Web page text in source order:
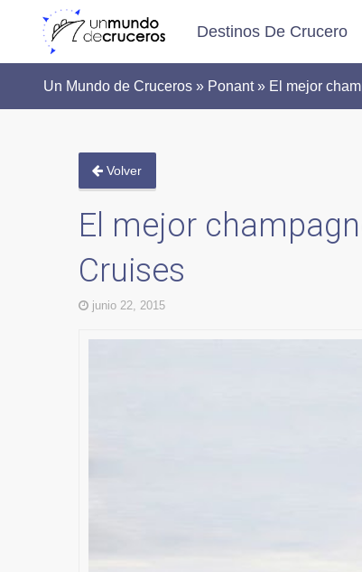
Destinos De Crucero
Un Mundo de Cruceros » Ponant » El mejor
Volver
El mejor
Cruises
junio 22, 2015